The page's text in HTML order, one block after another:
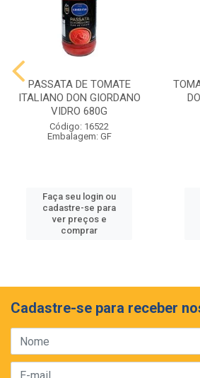
PASSATA DE TOMATE
ITALIANO DON GIORDANO
VIDRO 680G
Código: 16522
Embalagem: GF
Faça seu login ou
cadastre-se para
ver preços e
comprar
Cadastre-se para receber